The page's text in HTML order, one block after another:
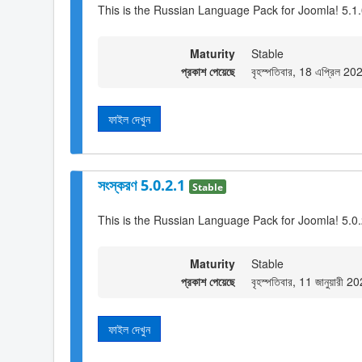
This is the Russian Language Pack for Joomla!
Maturity
Stable
প্রকাশ পেয়েছে
বৃহস্পতিবার, 18 এপ্রিল
ফাইল দেখুন
সংস্করণ 5.0.2.1 Stable
This is the Russian Language Pack for Joomla!
Maturity
Stable
প্রকাশ পেয়েছে
বৃহস্পতিবার, 11 জানুয়ারী
ফাইল দেখুন